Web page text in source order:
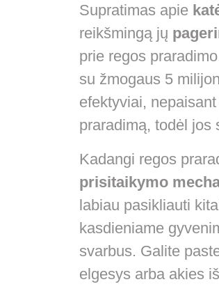
Supratimas apie
reikšmingą jų
prie regos
su žmogaus 5
efektyviai,
praradimą, todėl jos
Kadangi regos
prisitaikymo
labiau pasikliauti
kasdieniame
svarbus. Galite
elgesys arba akies